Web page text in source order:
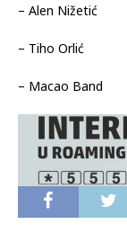
– Alen Nižetić
– Tiho Orlić
– Macao Band